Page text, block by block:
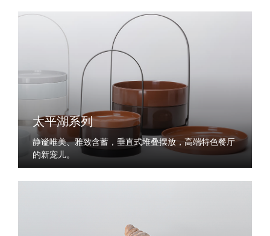
太平湖系列
静谧唯美、雅致含蓄，垂直式堆叠摆放，高端特色餐厅
的新宠儿。